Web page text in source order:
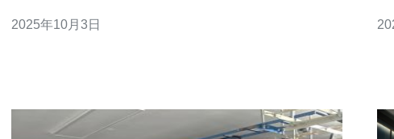
分析越南cn2的网络稳定性和可靠性，并探讨其在服务器、
2025年10月3日
多